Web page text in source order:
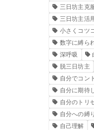
三日坊主克
三日坊主活
小さくコツ
数字に縛ら
深呼吸
脱三日坊主
自分でコン
自分に期待
自分のトリ
自分への縛り
自己理解